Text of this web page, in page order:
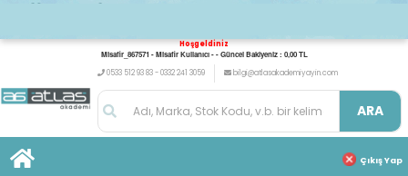
Hoşgeldiniz
Misafir_867571 - Misafir Kullanıcı - - Güncel Bakiyeniz : 0,00 TL
0533 512 93 83 - 0332 241 3059
bilgi@atlasakademiyayin.com
ARA
Çıkış Yap